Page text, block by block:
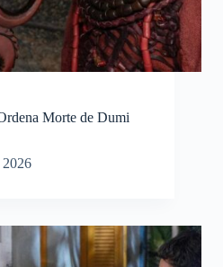
Morte de Dumi